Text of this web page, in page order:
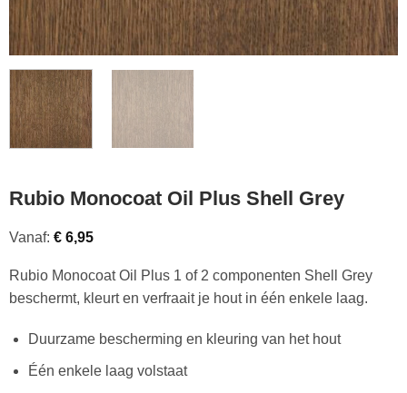
Rubio Monocoat Oil Plus Shell Grey
Vanaf: €6,95
Rubio Monocoat Oil Plus 1 of 2 componenten Shell Grey
beschermt, kleurt en verfraait je hout in één enkele laag.
Duurzame bescherming en kleuring van het hout
Één enkele laag volstaat